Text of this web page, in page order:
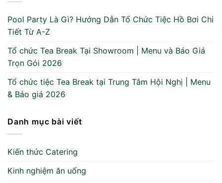
Pool Party Là Gì? Hướng Dẫn Tổ Chức Tiệc Hồ Bơi Chi
Tiết Từ A-Z
Tổ chức Tea Break Tại Showroom | Menu và Báo Giá
Trọn Gói 2026
Tổ chức tiệc Tea Break tại Trung Tâm Hội Nghị | Menu
& Báo giá 2026
Danh mục bài viết
Kiến thức Catering
Kinh nghiệm ăn uống